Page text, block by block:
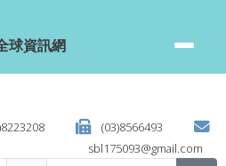
小學全球資訊網
球資訊網
(03)8566493
sbl175093@gmail.com